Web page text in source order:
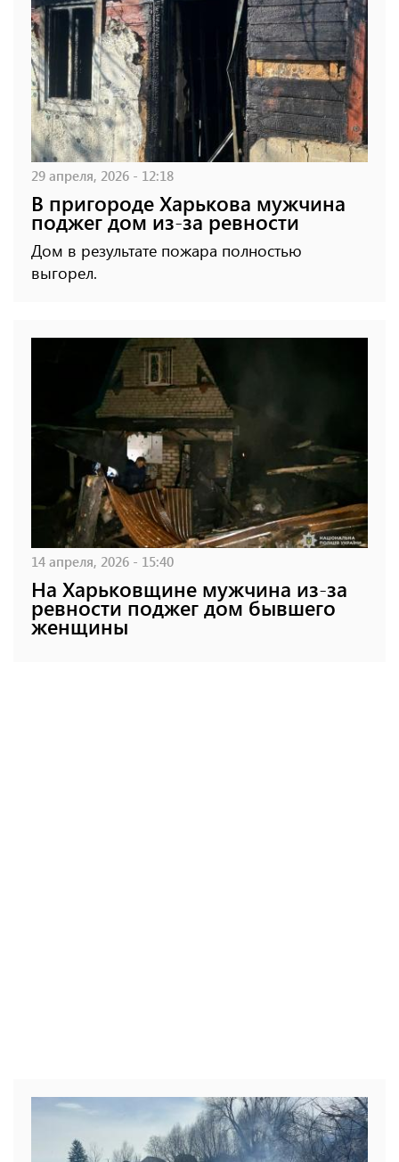
29 апреля, 2026 - 12:18
В пригороде Харькова мужчина
поджег дом из-за ревности
Дом в результате пожара полностью
выгорел.
14 апреля, 2026 - 15:40
На Харьковщине мужчина из-за
ревности поджег дом бывшего
женщины